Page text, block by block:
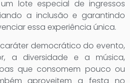
lote especial de ingressos
a inclusão e garantindo
essa experiência única.
democrático do evento,
a diversidade e a música,
que consomem pouco ou